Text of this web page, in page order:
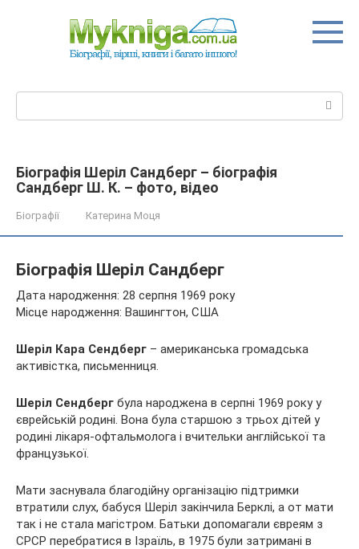
Біографія Шеріл Сандберг – біографія
Сандберг Ш. К. – фото, відео
Біографії Катерина Моця
Біографія Шеріл Сандберг
Дата народження: 28 серпня 1969 року
Місце народження: Вашингтон, США
Шеріл Кара Сендберг – американська громадська
активістка, письменниця.
Шеріл Сендберг була народжена в серпні 1969 року у
єврейській родині. Вона була старшою з трьох дітей у
родині лікаря-офтальмолога і вчительки англійської та
французької.
Мати заснувала благодійну організацію підтримки
втратили слух, бабуся Шеріл закінчила Берклі, а от мати
так і не стала магістром. Батьки допомагали євреям з
СРСР перебратися в Ізраїль, в 1975 були затримані в